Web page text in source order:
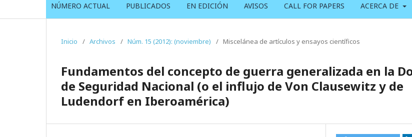
NÚMERO ACTUAL PUBLICADOS EN EDICIÓN AVISOS CALL FOR PAPERS ACERCA DE
Inicio / Archivos / Núm. 15 (2012): (noviembre) / Miscelánea de artículos y ensayos científicos
Fundamentos del concepto de guerra generalizada en la
de Seguridad Nacional (o el influjo de Von Clausewitz y de
Ludendorf en Iberoamérica)